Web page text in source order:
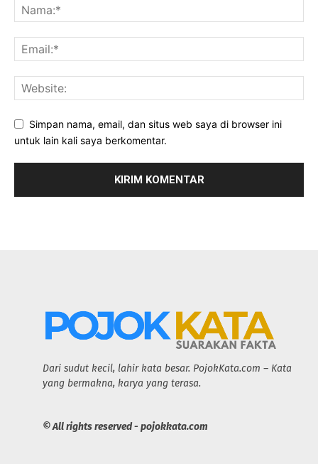
Simpan nama, email, dan situs web saya di browser ini
untuk lain kali saya berkomentar.
Dari sudut kecil, lahir kata besar. PojokKata.com – Kata
yang bermakna, karya yang terasa.
© All rights reserved - pojokkata.com